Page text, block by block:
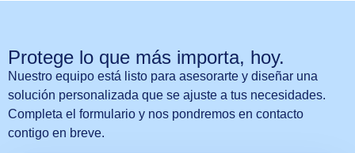
Protege lo que más importa, hoy.
Nuestro equipo está listo para asesorarte y diseñar una
solución personalizada que se ajuste a tus necesidades.
Completa el formulario y nos pondremos en contacto
contigo en breve.